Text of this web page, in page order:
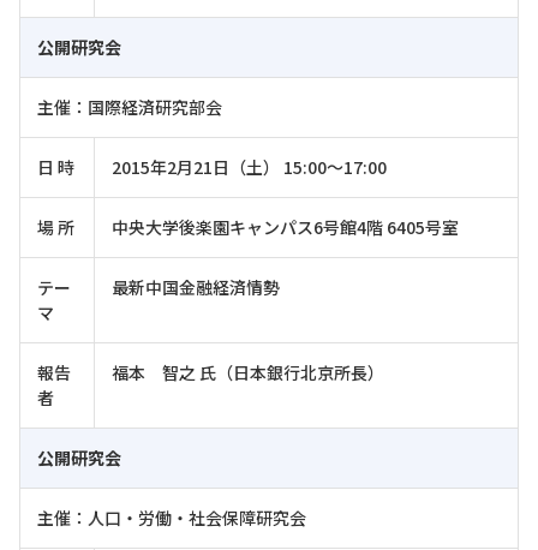
公開研究会
主催：国際経済研究部会
日 時 2015年2月21日（土） 15:00～17:00
場 所 中央大学後楽園キャンパス6号館4階 6405号室
テー
マ
最新中国金融経済情勢
報告
者
福本 智之 氏（日本銀行北京所長）
公開研究会
主催：人口・労働・社会保障研究会